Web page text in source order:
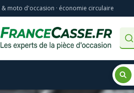
& moto d'occasion · économie circulaire